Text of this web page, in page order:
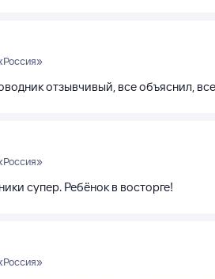
отзывчивый, все объяснил,
супер. Ребёнок в восторге!